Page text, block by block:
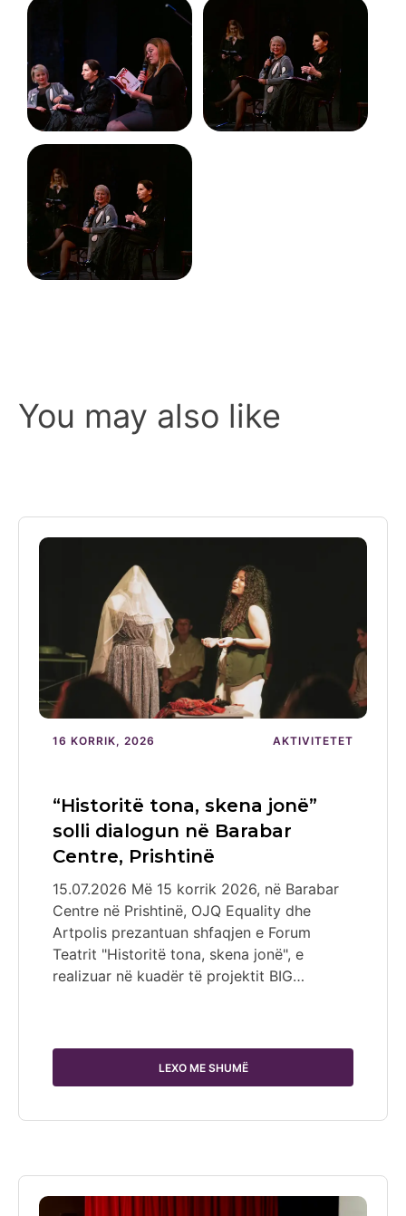
You may also like
16 KORRIK, 2026 AKTIVITETET
“Historitë tona, skena jonë”
solli dialogun në Barabar
Centre, Prishtinë
15.07.2026 Më 15 korrik 2026, në Barabar
Centre në Prishtinë, OJQ Equality dhe
Artpolis prezantuan shfaqjen e Forum
Teatrit "Historitë tona, skena jonë", e
realizuar në kuadër të projektit BIG…
LEXO ME SHUMË